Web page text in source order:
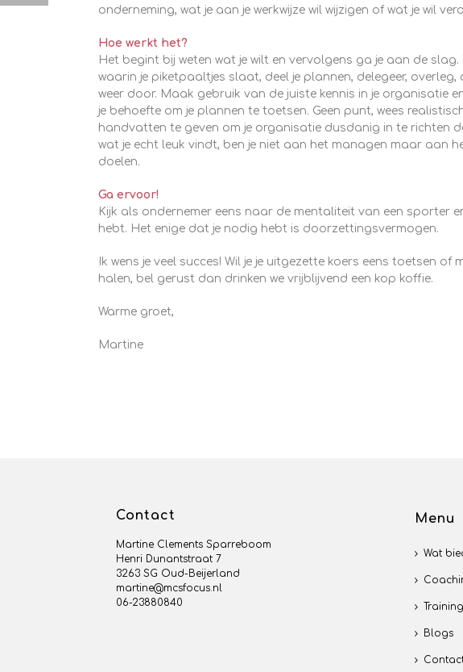
onderneming, wat je aan je werkwijze wil wijzigen of wat je wil
Hoe werkt het?
Het begint bij weten wat je wilt en vervolgens ga je aan de
waarin je piketpaaltjes slaat, deel je plannen, delegeer,
weer door. Maak gebruik van de juiste kennis in je organisatie
je behoefte om je plannen te toetsen. Geen punt, wees
handvatten te geven om je organisatie dusdanig in te richten
wat je echt leuk vindt, ben je niet aan het managen maar aan
doelen.
Ga ervoor!
Kijk als ondernemer eens naar de mentaliteit van een sporter
hebt. Het enige dat je nodig hebt is doorzettingsvermogen.
Ik wens je veel succes! Wil je je uitgezette koers eens toetsen
halen, bel gerust dan drinken we vrijblijvend een kop koffie.
Warme groet,
Martine
Contact
Martine Clements Sparreboom
Henri Dunantstraat 7
3263 SG Oud-Beijerland
martine@mcsfocus.nl
06-23880840
Menu
Wat
Blogs